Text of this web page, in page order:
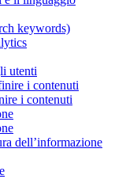
keywords)
utenti
i contenuti
i contenuti
dell’informazione